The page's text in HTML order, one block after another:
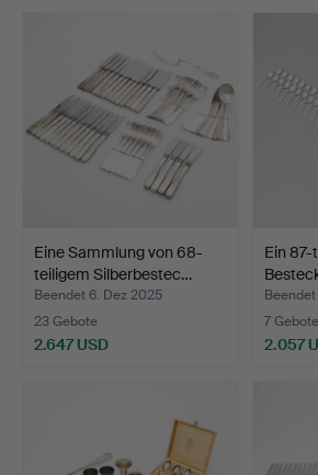
Eine Sammlung von 68-
teiligem Silberbestec…
Beendet 6. Dez 2025
23 Gebote
2.647 USD
Ein
7 Gebote
2.057